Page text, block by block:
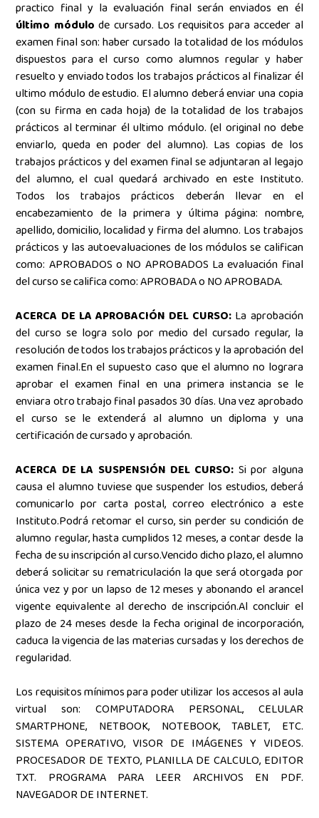
practico final y la evaluación final serán enviados en él
último módulo de cursado. Los requisitos para acceder al
examen final son: haber cursado la totalidad de los módulos
dispuestos para el curso como alumnos regular y haber
resuelto y enviado todos los trabajos prácticos al finalizar él
ultimo módulo de estudio. El alumno deberá enviar una copia
(con su firma en cada hoja) de la totalidad de los trabajos
prácticos al terminar él ultimo módulo. (el original no debe
enviarlo, queda en poder del alumno). Las copias de los
trabajos prácticos y del examen final se adjuntaran al legajo
del alumno, el cual quedará archivado en este Instituto.
Todos los trabajos prácticos deberán llevar en el
encabezamiento de la primera y última página: nombre,
apellido, domicilio, localidad y firma del alumno. Los trabajos
prácticos y las autoevaluaciones de los módulos se califican
como: APROBADOS o NO APROBADOS La evaluación final
del curso se califica como: APROBADA o NO APROBADA.
ACERCA DE LA APROBACIÓN DEL CURSO: La aprobación
del curso se logra solo por medio del cursado regular, la
resolución de todos los trabajos prácticos y la aprobación del
examen final.En el supuesto caso que el alumno no lograra
aprobar el examen final en una primera instancia se le
enviara otro trabajo final pasados 30 días. Una vez aprobado
el curso se le extenderá al alumno un diploma y una
certificación de cursado y aprobación.
ACERCA DE LA SUSPENSIÓN DEL CURSO: Si por alguna
causa el alumno tuviese que suspender los estudios, deberá
comunicarlo por carta postal, correo electrónico a este
Instituto.Podrá retomar el curso, sin perder su condición de
alumno regular, hasta cumplidos 12 meses, a contar desde la
fecha de su inscripción al curso.Vencido dicho plazo, el alumno
deberá solicitar su rematriculación la que será otorgada por
única vez y por un lapso de 12 meses y abonando el arancel
vigente equivalente al derecho de inscripción.Al concluir el
plazo de 24 meses desde la fecha original de incorporación,
caduca la vigencia de las materias cursadas y los derechos de
regularidad.
Los requisitos mínimos para poder utilizar los accesos al aula
virtual son: COMPUTADORA PERSONAL, CELULAR
SMARTPHONE, NETBOOK, NOTEBOOK, TABLET, ETC.
SISTEMA OPERATIVO, VISOR DE IMÁGENES Y VIDEOS.
PROCESADOR DE TEXTO, PLANILLA DE CALCULO, EDITOR
TXT. PROGRAMA PARA LEER ARCHIVOS EN PDF.
NAVEGADOR DE INTERNET.